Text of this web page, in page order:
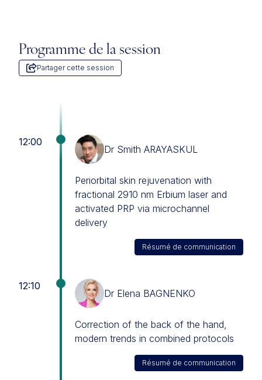
Programme de la session
Partager cette session
12:00
Dr Smith ARAYASKUL
Periorbital skin rejuvenation with
fractional 2910 nm Erbium laser and
activated PRP via microchannel
delivery
Résumé de communication
12:10
Dr Elena BAGNENKO
Correction of the back of the hand,
modern trends in combined protocols
Résumé de communication